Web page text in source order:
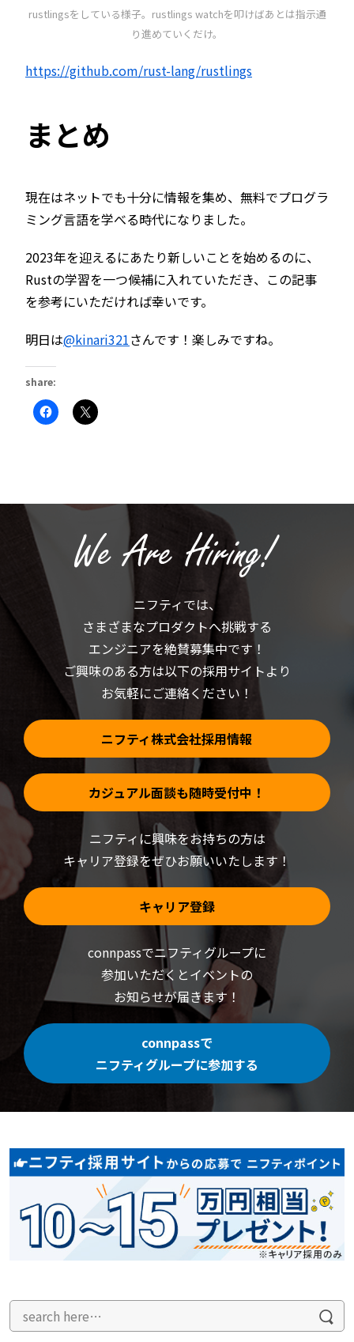
rustlingsをしている様子。rustlings watchを叩けばあとは指示通
り進めていくだけ。
https://github.com/rust-lang/rustlings
まとめ
現在はネットでも十分に情報を集め、無料でプログラ
ミング言語を学べる時代になりました。
2023年を迎えるにあたり新しいことを始めるのに、
Rustの学習を一つ候補に入れていただき、この記事
を参考にいただければ幸いです。
明日は@kinari321さんです！楽しみですね。
share:
Facebook
で
リ
し
い
ウ
ィ
開
き
す)
ク
リ
有
(新
い
ウ
ィ
ン
ま
す)
ニフティでは、
さまざまなプロダクトへ挑戦する
エンジニアを絶賛募集中です！
ご興味のある方は以下の採用サイトより
お気軽にご連絡ください！
ニフティ株式会社採用情報
カジュアル面談も随時受付中！
ニフティに興味をお持ちの方は
キャリア登録をぜひお願いいたします！
キャリア登録
connpassでニフティグループに
参加いただくとイベントの
お知らせが届きます！
connpassで
ニフティグループに参加する